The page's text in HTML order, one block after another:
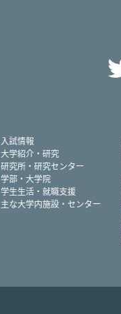
入試情報
大学紹介・研究
研究所・研究センター
学部・大学院
学生生活・就職支援
主な大学内施設・センター